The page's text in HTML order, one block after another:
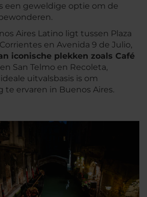
een geweldige optie om de
Aires Latino ligt tussen Plaza
en Avenida 9 de Julio,
iconische plekken zoals Café
San Telmo en Recoleta,
uitvalsbasis is om
te ervaren in Buenos Aires.